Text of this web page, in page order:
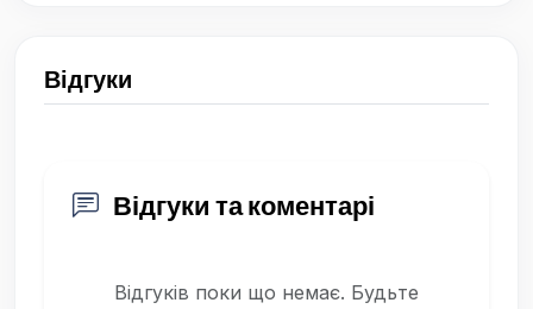
Відгуки
Відгуки та коментарі
Відгуків поки що немає. Будьте